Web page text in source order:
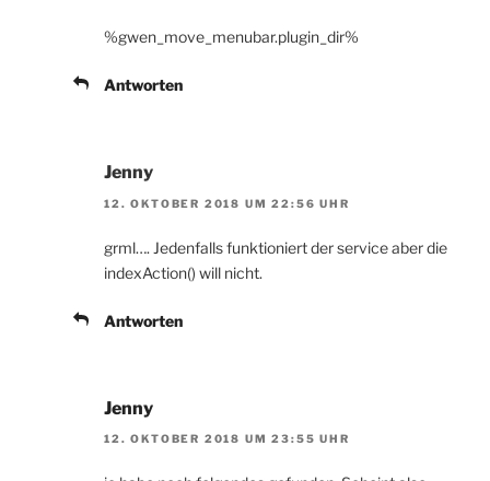
%gwen_move_menubar.plugin_dir%
Antworten
Jenny
12. OKTOBER 2018 UM 22:56 UHR
grml…. Jedenfalls funktioniert der service aber die
indexAction() will nicht.
Antworten
Jenny
12. OKTOBER 2018 UM 23:55 UHR